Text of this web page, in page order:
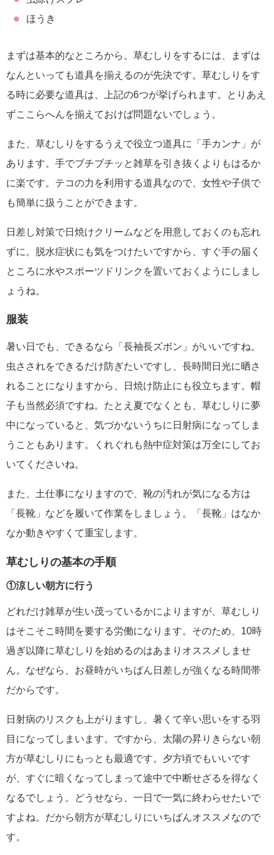
ほうき
まずは基本的なところから。草むしりをするには、まずは
なんといっても道具を揃えるのが先決です。草むしりをす
る時に必要な道具は、上記の6つが挙げられます。とりあえ
ずここらへんを揃えておけば問題ないでしょう。
また、草むしりをするうえで役立つ道具に「手カンナ」が
あります。手でブチブチッと雑草を引き抜くよりもはるか
に楽です。テコの力を利用する道具なので、女性や子供で
も簡単に扱うことができます。
日差し対策で日焼けクリームなどを用意しておくのも忘れ
ずに。脱水症状にも気をつけたいですから、すぐ手の届く
ところに水やスポーツドリンクを置いておくようにしまし
ょうね。
服装
暑い日でも、できるなら「長袖長ズボン」がいいですね。
虫さされをできるだけ防ぎたいですし、長時間日光に晒さ
れることになりますから、日焼け防止にも役立ちます。帽
子も当然必須ですね。たとえ夏でなくとも、草むしりに夢
中になっていると、気づかないうちに日射病になってしま
うこともあります。くれぐれも熱中症対策は万全にしてお
いてくださいね。
また、土仕事になりますので、靴の汚れが気になる方は
「長靴」などを履いて作業をしましょう。「長靴」はなか
なか動きやすくて重宝します。
草むしりの基本の手順
①涼しい朝方に行う
どれだけ雑草が生い茂っているかによりますが、草むしり
はそこそこ時間を要する労働になります。そのため、10時
過ぎ以降に草むしりを始めるのはあまりオススメしませ
ん。なぜなら、お昼時がいちばん日差しが強くなる時間帯
だからです。
日射病のリスクも上がりますし、暑くて辛い思いをする羽
目になってしまいます。ですから、太陽の昇りきらない朝
方が草むしりにもっとも最適です。夕方頃でもいいです
が、すぐに暗くなってしまって途中で中断せざるを得なく
なるでしょう。どうせなら、一日で一気に終わらせたいで
すよね。だから朝方が草むしりにいちばんオススメなので
す。